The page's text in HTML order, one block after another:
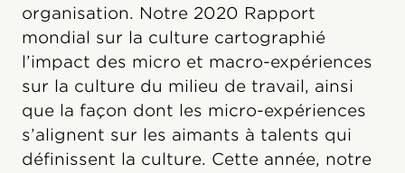
organisation. Notre 2020 Rapport
mondial sur la culture cartographié
l’impact des micro et macro-expériences
sur la culture du milieu de travail, ainsi
que la façon dont les micro-expériences
s’alignent sur les aimants à talents qui
définissent la culture. Cette année, notre